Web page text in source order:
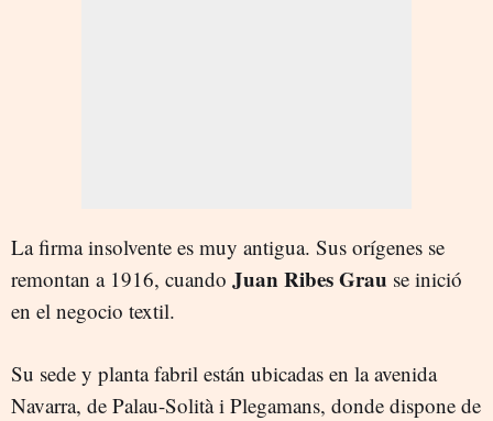
La firma insolvente es muy antigua. Sus orígenes se
remontan a 1916, cuando Juan Ribes Grau se inició
en el negocio textil.
Su sede y planta fabril están ubicadas en la avenida
Navarra, de Palau-Solità i Plegamans, donde dispone de